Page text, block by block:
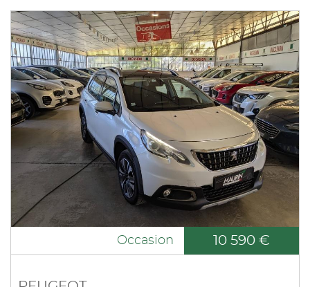
Occasion 10 590 €